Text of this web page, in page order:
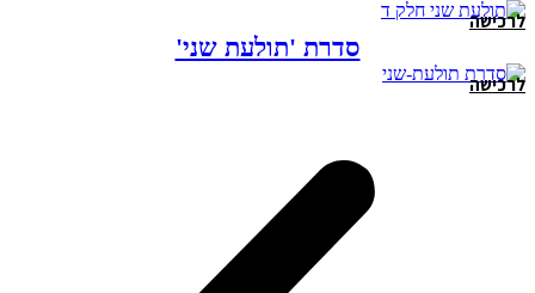
לרכישה
סדרת 'תולעת שני'
לרכישה